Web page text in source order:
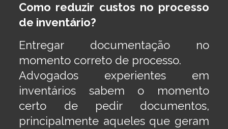
Como reduzir custos no processo
de inventário​?
Entregar documentação no
momento correto de processo.
Advogados experientes em
inventários sabem o momento
certo de pedir documentos,
principalmente aqueles que geram